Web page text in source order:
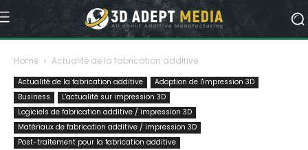
Home Actualité de la fabrication additive
Actualité de la fabrication additive
Adoption de l'impression 3D
Business
L'actualité sur impression 3D
Logiciels de fabrication additive / impression 3D
Matériaux de fabrication additive / impression 3D
Post-traitement pour la fabrication additive